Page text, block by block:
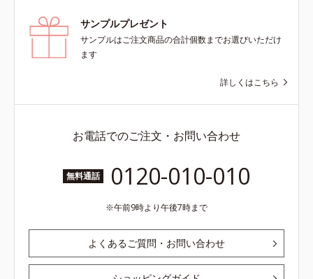
サンプルプレゼント
サンプルはご注文商品の合計個数までお選びいただけ
ます
詳しくはこちら
お電話でのご注文・お問い合わせ
無料通話 0120-010-010
午前9時より午後7時まで
よくあるご質問・お問い合わせ